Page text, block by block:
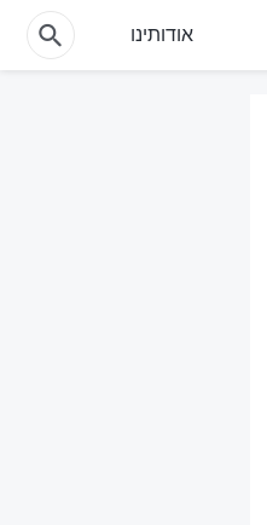
אודותינו